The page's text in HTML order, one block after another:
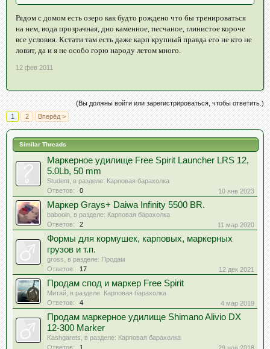
Рядом с домом есть озеро как будто рождено что бы тренироваться
на нем, вода прозрачная, дно каменное, песчаное, глинистое короче
все условия. Кстати там есть даже карп крупный правда его не кто не
ловит, да и я не особо горю народу летом много.
12 фев 2011
(Вы должны войти или зарегистрироваться, чтобы ответить.)
1
2 Вперёд >
Similar Threads
Маркерное удилище Free Spirit Launcher LRS 12,
5.0Lb, 50 mm
Student , в разделе: Карповая барахолка
Ответов:
0 10 янв 2023
Маркер Grays+ Daiwa Infinity 5500 BR.
babooin , в разделе: Карповая барахолка
Ответов:
2 11 мар 2020
Формы для кормушек, карповых, маркерных
грузов и т.п.
gross , в разделе: Продам
Ответов:
17 12 дек 2021
Продам спод и маркер Free Spirit
Митяй , в разделе: Карповая барахолка
Ответов:
4 4 мар 2019
Продам маркерное удилище Shimano Alivio DX
12-300 Marker
Kashgarets , в разделе: Карповая барахолка
Ответов:
1